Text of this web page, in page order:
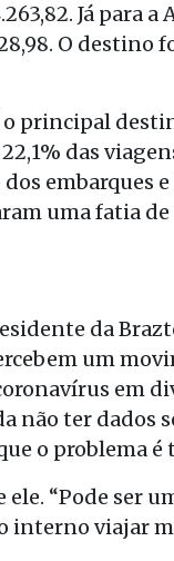
Já para
O destino
principal
das
embarques
uma fatia de
da
um
em
não ter dados
o problema é
ele. “Pode ser
interno viajar